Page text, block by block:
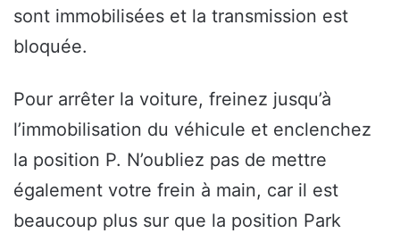
sont immobilisées et la transmission est
bloquée.
Pour arrêter la voiture, freinez jusqu’à
l’immobilisation du véhicule et enclenchez
la position P. N’oubliez pas de mettre
également votre frein à main, car il est
beaucoup plus sur que la position Park